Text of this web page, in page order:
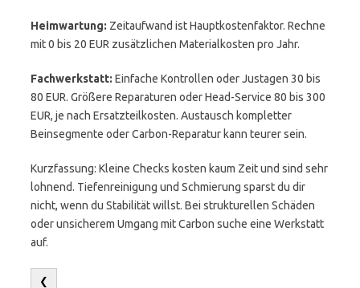
Heimwartung: Zeitaufwand ist Hauptkostenfaktor. Rechne
mit 0 bis 20 EUR zusätzlichen Materialkosten pro Jahr.
Fachwerkstatt: Einfache Kontrollen oder Justagen 30 bis
80 EUR. Größere Reparaturen oder Head-Service 80 bis 300
EUR, je nach Ersatzteilkosten. Austausch kompletter
Beinsegmente oder Carbon-Reparatur kann teurer sein.
Kurzfassung: Kleine Checks kosten kaum Zeit und sind sehr
lohnend. Tiefenreinigung und Schmierung sparst du dir
nicht, wenn du Stabilität willst. Bei strukturellen Schäden
oder unsicherem Umgang mit Carbon suche eine Werkstatt
auf.
❮